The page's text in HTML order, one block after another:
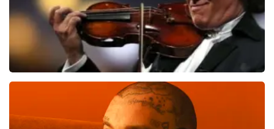
laatste 30 minuten